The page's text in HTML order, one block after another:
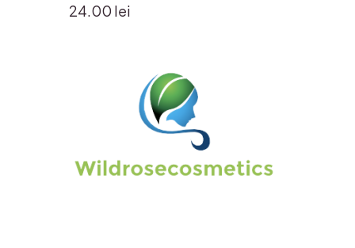
24.00 lei